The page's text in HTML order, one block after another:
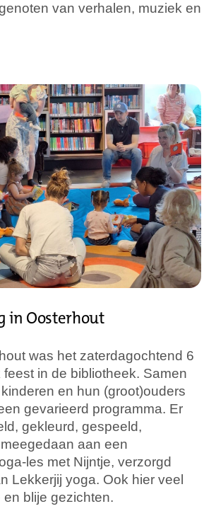
van verhalen, muziek en
in Oosterhout
was het zaterdagochtend 6
feest in de bibliotheek. Samen
en hun (groot)ouders
gevarieerd programma. Er
gekleurd, gespeeld,
aan een
les met Nijntje, verzorgd
Lekkerjij yoga. Ook hier veel
blije gezichten.